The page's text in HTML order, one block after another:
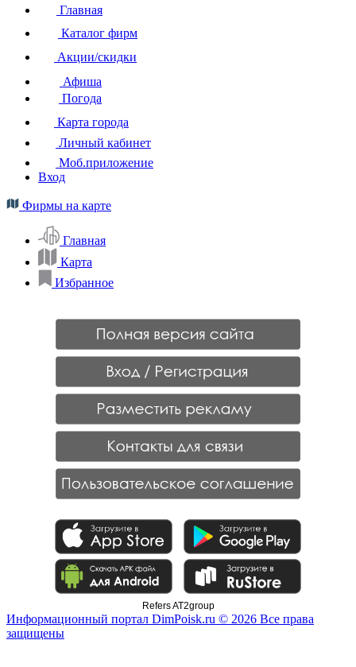
Главная
Каталог фирм
Акции/скидки
Афиша
Погода
Карта города
Личный кабинет
Моб.приложение
Вход
Фирмы на карте
Главная
Карта
Избранное
Refers AT2group
Информационный портал DimPoisk.ru © 2026 Все права
защищены